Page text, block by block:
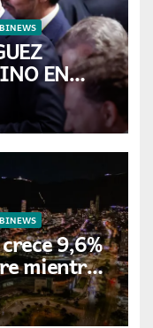
EN
LA
9,6%
mientras